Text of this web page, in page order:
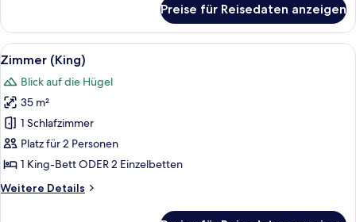
2 Schlafzimmer
Preise für Reisedaten anzeigen
Alle
Fotos
für
Zimmer
(King)
anzeigen
Ein Paar sitzt auf einem Bett, dabei
4
Zimmer (King)
Blick auf die Hügel
35 m²
1 Schlafzimmer
Platz für 2 Personen
1 King-Bett ODER 2 Einzelbetten
Weitere Details
Weitere